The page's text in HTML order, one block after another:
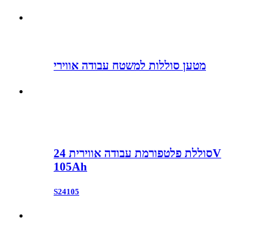
מטען סוללות למשטח עבודה אווירי
סוללת פלטפורמת עבודה אווירית 24V
105Ah
S24105